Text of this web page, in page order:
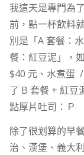
我這天是專門為了
前，點一杯飲料
別是「A 套餐：
餐：紅豆泥」，
$40 元、水煮蛋
了 B 套餐 + 紅豆
點厚片吐司：Ｐ
除了很划算的早
治、漢堡、義大